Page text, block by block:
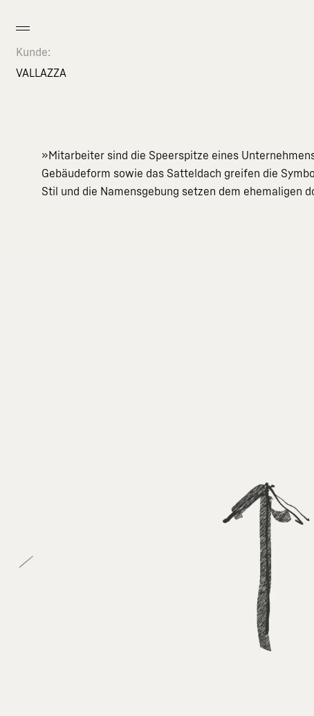
Kunde:
VALLAZZA
»Mitarbeiter sind die Speerspitze eines
Gebäudeform sowie das Satteldach greifen die
Stil und die Namensgebung setzen dem ehemaligen